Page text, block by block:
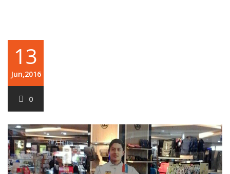
13
Jun,2016
0